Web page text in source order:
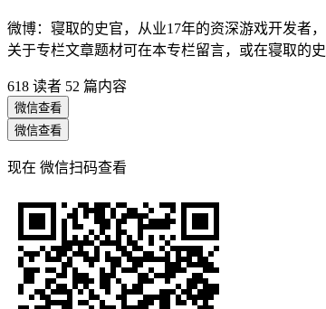
微博：寝取的史官，从业17年的资深游戏开发者
关于专栏文章题材可在本专栏留言，或在寝取的
618 读者 52 篇内容
微信查看
微信查看
现在 微信扫码查看